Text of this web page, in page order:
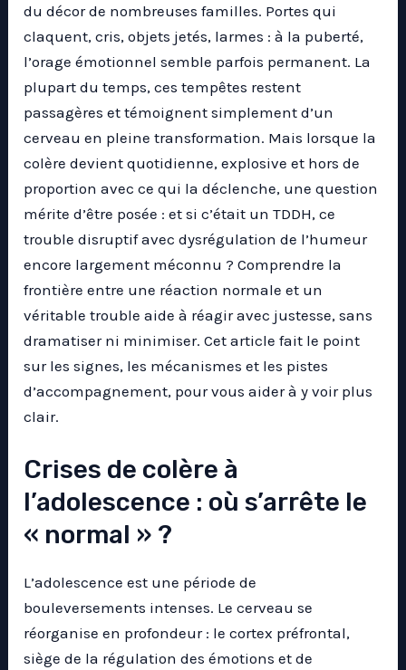
du décor de nombreuses familles. Portes qui
claquent, cris, objets jetés, larmes : à la puberté,
l’orage émotionnel semble parfois permanent. La
plupart du temps, ces tempêtes restent
passagères et témoignent simplement d’un
cerveau en pleine transformation. Mais lorsque la
colère devient quotidienne, explosive et hors de
proportion avec ce qui la déclenche, une question
mérite d’être posée : et si c’était un TDDH, ce
trouble disruptif avec dysrégulation de l’humeur
encore largement méconnu ? Comprendre la
frontière entre une réaction normale et un
véritable trouble aide à réagir avec justesse, sans
dramatiser ni minimiser. Cet article fait le point
sur les signes, les mécanismes et les pistes
d’accompagnement, pour vous aider à y voir plus
clair.
Crises de colère à
l’adolescence : où s’arrête le
« normal » ?
L’adolescence est une période de
bouleversements intenses. Le cerveau se
réorganise en profondeur : le cortex préfrontal,
siège de la régulation des émotions et de